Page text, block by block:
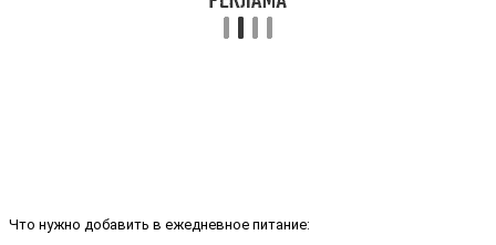
Что нужно добавить в ежедневное питание: